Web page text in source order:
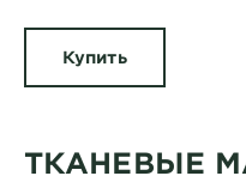
Купить
ТКАНЕВЫЕ